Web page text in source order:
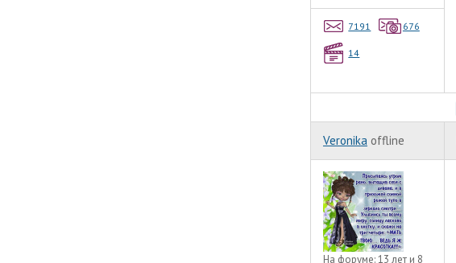
7191 676
14
Veronika offline
На форуме:13 лет и 8